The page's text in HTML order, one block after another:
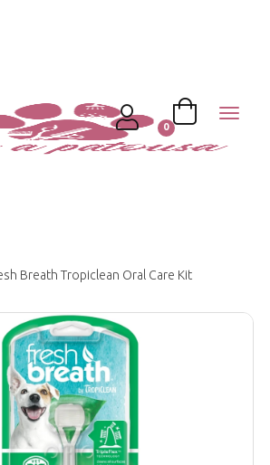
USER
0
Breath Tropiclean Oral Care Kit